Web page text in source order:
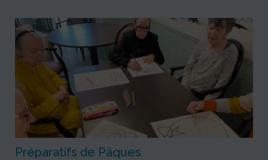
Préparatifs de Pâques